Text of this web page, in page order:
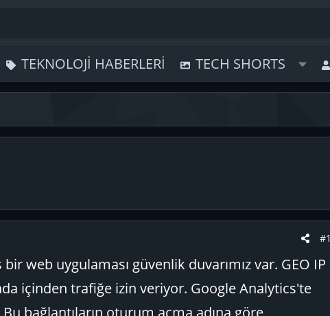
TEKNOLOJI HABERLERI TECH SHORTS
#1
web uygulaması güvenlik duvarımız var. GEO IP
içinden trafiğe izin veriyor. Google Analytics'te
bağlantıların oturum açma adına göre